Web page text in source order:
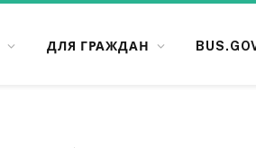
ДЛЯ ГРАЖДАН